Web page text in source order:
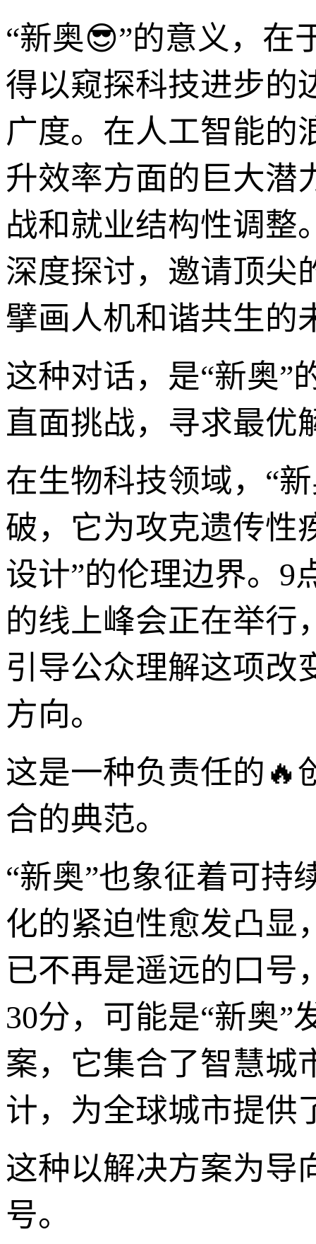
“新奥😎”的意义，在
得以窥探科技进步的
广度。在人工智能的
升效率方面的巨大潜
战和就业结构性调整
深度探讨，邀请顶尖
擘画人机和谐共生的
这种对话，是“新奥
直面挑战，寻求最优
在生物科技领域，“
破，它为攻克遗传性
设计”的伦理边界。9
的线上峰会正在举行
引导公众理解这项改
方向。
这是一种负责任的🔥
合的典范。
“新奥”也象征着可持
化的紧迫性愈发凸显
已不再是遥远的口号
30分，可能是“新奥”
案，它集合了智慧城
计，为全球城市提供
这种以解决方案为导
号。